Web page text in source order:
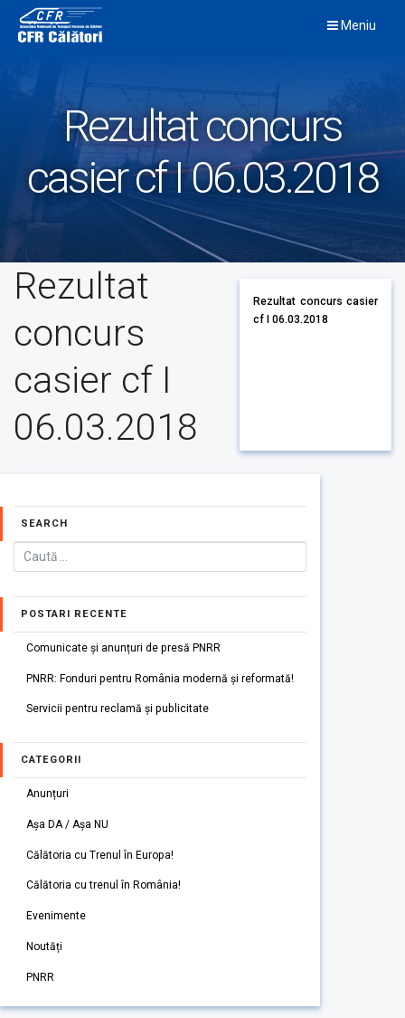
content
Meniu
Rezultat concurs
casier cf I 06.03.2018
Rezultat
concurs
casier cf I
06.03.2018
Rezultat concurs casier
cf I 06.03.2018
SEARCH
POSTARI RECENTE
Comunicate și anunțuri de presă PNRR
PNRR: Fonduri pentru România modernă și reformată!
Servicii pentru reclamă și publicitate
CATEGORII
Anunțuri
Așa DA / Așa NU
Călătoria cu Trenul în Europa!
Călătoria cu trenul în România!
Evenimente
Noutăți
PNRR